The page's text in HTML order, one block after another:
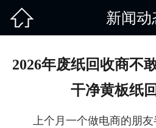
 新闻动
2026年废纸回收商不
干净黄板纸
上个月一个做电商的朋